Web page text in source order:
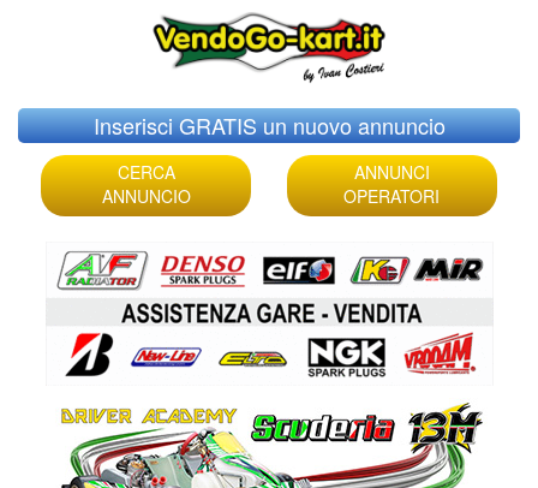
Skip
to
content
Inserisci GRATIS un nuovo annuncio
CERCA
ANNUNCIO
ANNUNCI
OPERATORI